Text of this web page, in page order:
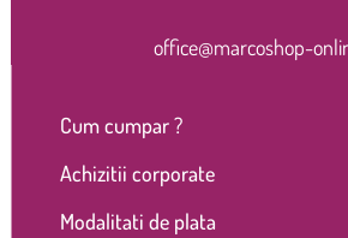
office@marcoshop-
Cum cumpar ?
Achizitii corporate
Modalitati de plata